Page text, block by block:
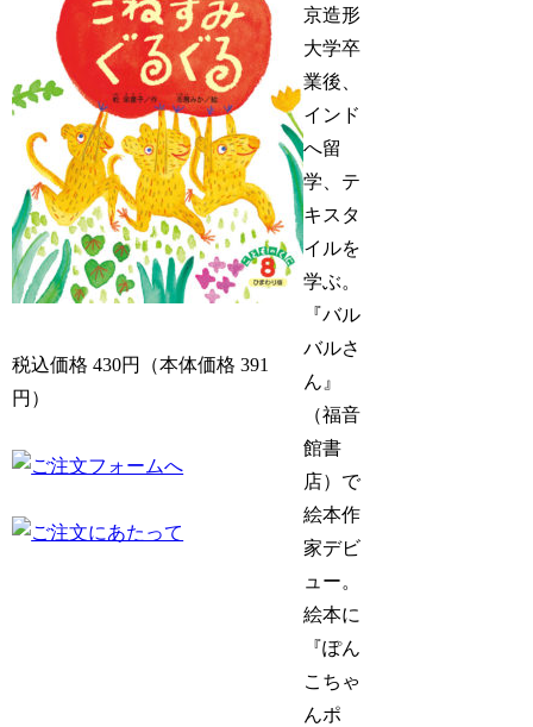
税込価格 430円（本体価格 391
円）
京造形
大学卒
業後、
インド
へ留
学、テ
キスタ
イルを
学ぶ。
『バル
バルさ
ん』
（福音
館書
店）で
絵本作
家デビ
ュー。
絵本に
『ぽん
こちゃ
んポ